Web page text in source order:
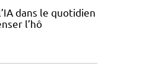
dans le quotidien
l’hô